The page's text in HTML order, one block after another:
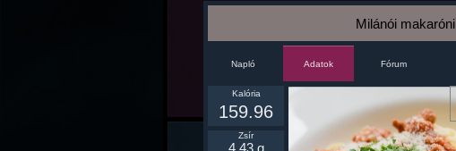
Milánói makaróni
Napló Adatok Fórum
Kalória
159.96
Zsír
4.43 g